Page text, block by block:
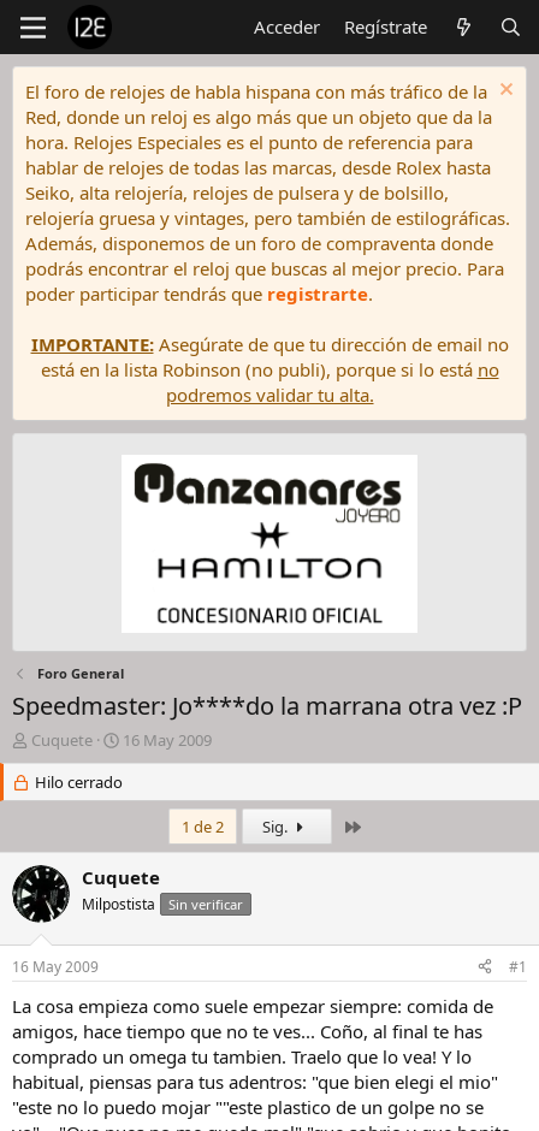
Acceder Regístrate
El foro de relojes de habla hispana con más tráfico de la
Red, donde un reloj es algo más que un objeto que da la
hora. Relojes Especiales es el punto de referencia para
hablar de relojes de todas las marcas, desde Rolex hasta
Seiko, alta relojería, relojes de pulsera y de bolsillo,
relojería gruesa y vintages, pero también de estilográficas.
Además, disponemos de un foro de compraventa donde
podrás encontrar el reloj que buscas al mejor precio. Para
poder participar tendrás que registrarte.
IMPORTANTE:Asegúrate de que tu dirección de email no
está en la lista Robinson (no publi), porque si lo está no
podremos validar tu alta.
Foro General
Speedmaster: Jo****do la marrana otra vez :P
I
n
c
a
d
o
r
d
l
h
i
l
o
Cuquete
F
e
c
h
d
i
n
i
o
16 May 2009
Hilo cerrado
1 de 2 Sig.
Cuquete
Milpostista Sin verificar
16 May 2009 #1
La cosa empieza como suele empezar siempre: comida de
amigos, hace tiempo que no te ves... Coño, al final te has
comprado un omega tu tambien. Traelo que lo vea! Y lo
habitual, piensas para tus adentros: "que bien elegi el mio"
"este no lo puedo mojar ""este plastico de un golpe no se